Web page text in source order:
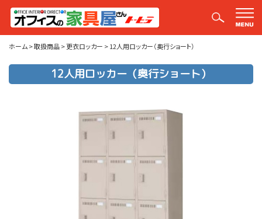
取扱商品
ホーム>取扱商品>更衣ロッカー >12人用ロッカー（奥行ショート）
12人用ロッカー（奥行ショート）